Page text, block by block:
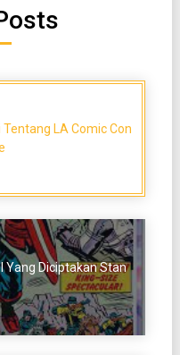
LA Comic Con
Yang Diciptakan Stan